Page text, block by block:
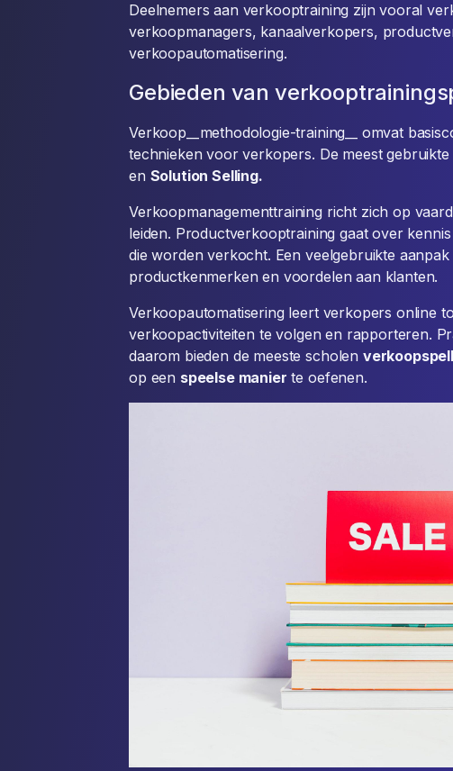
Deelnemers aan verkooptraining zijn vooral
verkoopmanagers, kanaalverkopers,
verkoopautomatisering.
Gebieden van
Verkoop__methodologie-training__ omvat
technieken voor verkopers. De meest
en Solution Selling.
Verkoopmanagementtraining richt zich op
leiden. Productverkooptraining gaat over
die worden verkocht. Een veelgebruikte
productkenmerken en voordelen aan klanten.
Verkoopautomatisering leert verkopers online
verkoopactiviteiten te volgen en rapporteren.
daarom bieden de meeste scholen
op een speelse manier te oefenen.